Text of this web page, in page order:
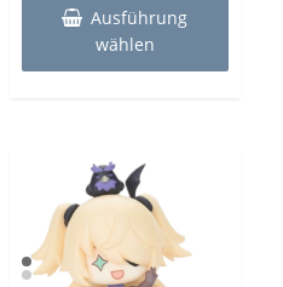
9,90€5,99€.
Ausführung
wählen